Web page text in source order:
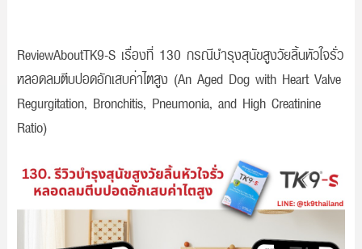
ReviewAboutTK9-S เรื่องที่ 130 กรณีบำรุงสุนัขสูงวัยลิ้นหัวใจรั่ว
หลอดลมตีบปอดอักเสบค่าไตสูง (An Aged Dog with Heart Valve
Regurgitation, Bronchitis, Pneumonia, and High Creatinine
Ratio)